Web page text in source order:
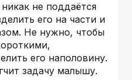
не поддаётся
его на части и
Не нужно, чтобы
его наполовину.
задачу малышу.